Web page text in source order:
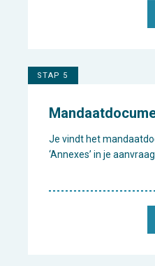
STAP 5
Je vindt het
‘Annexes’ in je